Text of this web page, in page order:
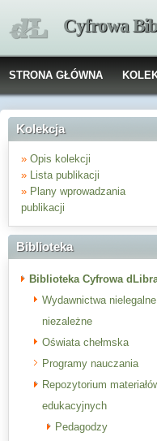
Cyfrowa
STRONA GŁÓWNA
Kolekcja
» Opis kolekcji
» Lista publikacji
» Plany wprowadzania
publikacji
Biblioteka
Biblioteka Cyfrowa
Wydawnictwa
niezależne
Oświata chełmska
Programy nauczania
Repozytorium
edukacyjnych
Pedagodzy